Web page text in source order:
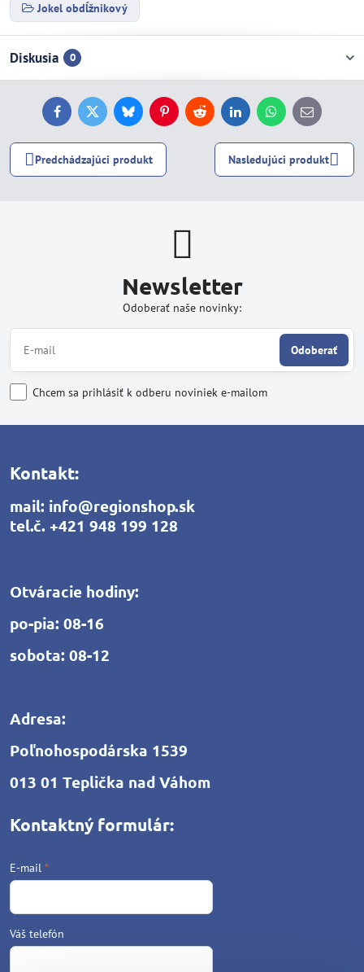
Jokel obdĺžnikový
Diskusia 0
FacebookTwitterBlueskyPinterestReddit LinkedInWhatsApp
E-
mail
Predchádzajúci produkt Nasledujúci produkt
Newsletter
Odoberať naše novinky:
Odoberať
Chcem sa prihlásiť k odberu noviniek e-mailom
Kontakt:
mail: info@regionshop.sk
tel.č. +421 948 199 128
Otváracie hodiny:
po-pia: 08-16
sobota: 08-12
Adresa:
Poľnohospodárska 1539
013 01 Teplička nad Váhom
Kontaktný formulár:
E-mail *
Váš telefón